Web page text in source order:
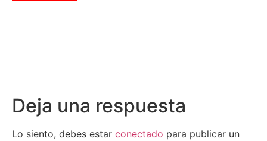
Deja una respuesta
Lo siento, debes estar conectado para publicar un